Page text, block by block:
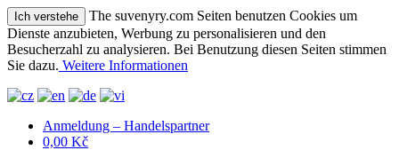
Ich verstehe
The suvenyry.com Seiten benutzen Cookies um
Dienste anzubieten, Werbung zu personalisieren und den
Besucherzahl zu analysieren. Bei Benutzung diesen Seiten stimmen
Sie dazu. Weitere Informationen
Anmeldung – Handelspartner
0,00 Kč